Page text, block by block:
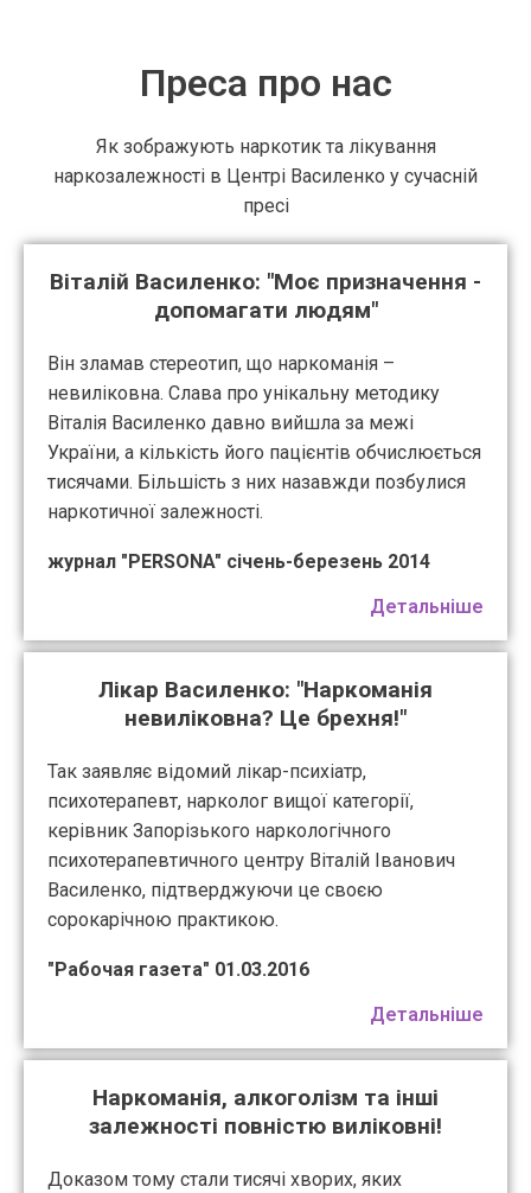
Преса про нас
Як зображують наркотик та лікування
наркозалежності в Центрі Василенко у сучасній
пресі
Віталій Василенко: "Моє призначення -
допомагати людям"
Він зламав стереотип, що наркоманія –
невиліковна. Слава про унікальну методику
Віталія Василенко давно вийшла за межі
України, а кількість його пацієнтів обчислюється
тисячами. Більшість з них назавжди позбулися
наркотичної залежності.
журнал "PERSONA" січень-березень 2014
Детальніше
Лікар Василенко: "Наркоманія
невиліковна? Це брехня!"
Так заявляє відомий лікар-психіатр,
психотерапевт, нарколог вищої категорії,
керівник Запорізького наркологічного
психотерапевтичного центру Віталій Іванович
Василенко, підтверджуючи це своєю
сорокарічною практикою.
"Рабочая газета" 01.03.2016
Детальніше
Наркоманія, алкоголізм та інші
залежності повністю виліковні!
Доказом тому стали тисячі хворих, яких